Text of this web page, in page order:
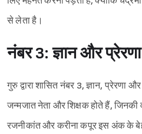
से लेता है।
नंबर 3: ज्ञान और प्रेरणा
गुरु द्वारा शासित नंबर 3, ज्ञान, प्रेरणा
जन्मजात नेता और शिक्षक होते हैं, जिनकी
रजनीकांत और करीना कपूर इस अंक के